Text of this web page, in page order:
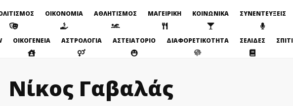
ΟΙΚΟΝΟΜΙΑ ΑΘΛΗΤΙΣΜΟΣ ΜΑΓΕΙΡΙΚΗ ΚΟΙΝΩΝΙΚΑ ΣΥΝΕΝΤΕΥΞΕΙΣ
ΟΙΚΟΓΕΝΕΙΑ ΑΣΤΡΟΛΟΓΙΑ ΑΣΤΕΙΑΤΟΡΙΟ ΔΙΑΦΟΡΕΤΙΚΟΤΗΤΑ ΣΕΛΙΔΕΣ
Νίκος Γαβαλάς